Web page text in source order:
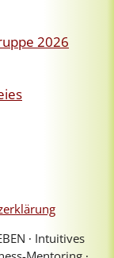
2026
∙ Intuitives